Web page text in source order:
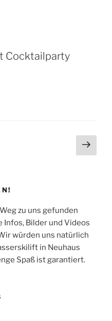
Cocktailparty
zu uns gefunden
Infos, Bilder und Videos
würden uns natürlich
in Neuhaus
Spaß ist garantiert.